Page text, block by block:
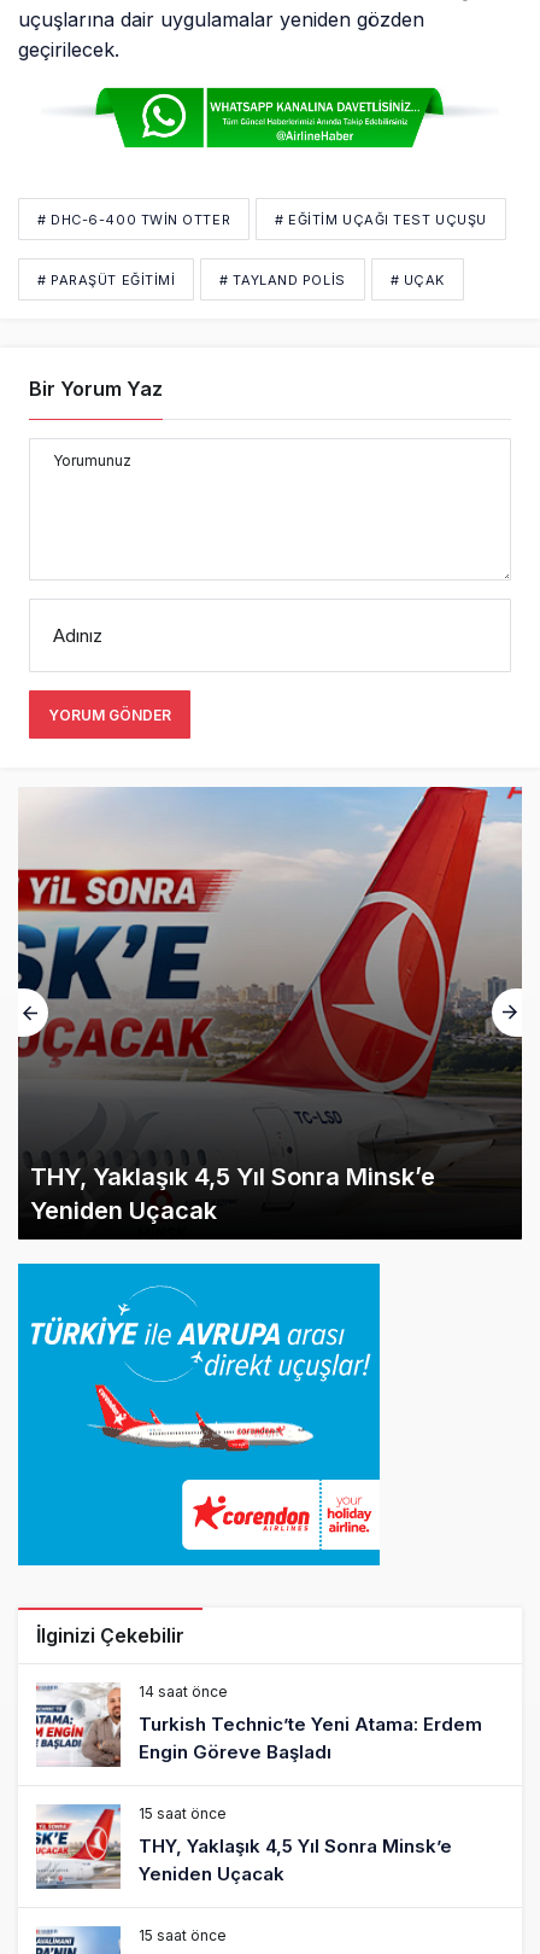
uçuşlarına dair uygulamalar yeniden gözden
geçirilecek.
# DHC-6-400 TWIN OTTER # EĞITIM UÇAĞI TEST UÇUŞU
# PARAŞÜT EĞITIMI # TAYLAND POLIS # UÇAK
Bir Yorum Yaz
Yorumunuz
Adınız
YORUM GÖNDER
THY, Yaklaşık 4,5 Yıl Sonra Minsk’e
Yeniden Uçacak
İlginizi Çekebilir
14 saat önce
Turkish Technic’te Yeni Atama: Erdem
Engin Göreve Başladı
15 saat önce
THY, Yaklaşık 4,5 Yıl Sonra Minsk’e
Yeniden Uçacak
15 saat önce